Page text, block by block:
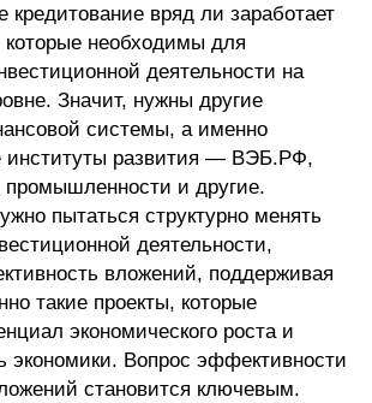
кредитование вряд ли заработает
необходимы для
деятельности на
Значит, нужны другие
системы, а именно
институты развития — ВЭБ.РФ,
промышленности и другие.
пытаться структурно менять
деятельности,
вложений, поддерживая
такие проекты, которые
экономического роста и
экономики. Вопрос эффективности
становится ключевым.